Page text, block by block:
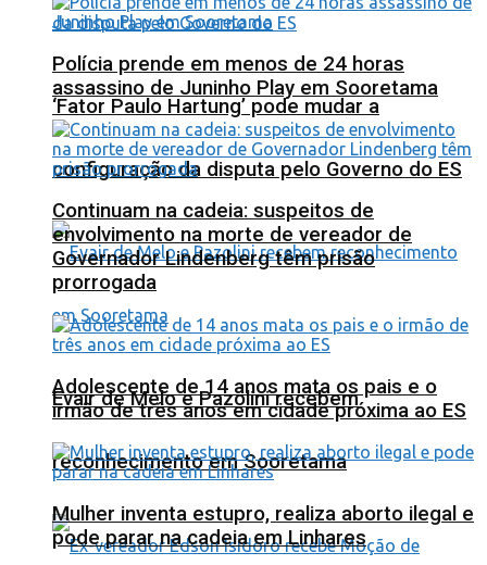
‘Fator Paulo Hartung’ pode mudar a
configuração da disputa pelo Governo do ES
Evair de Melo e Pazolini recebem
reconhecimento em Sooretama
Polícia prende em menos de 24 horas
assassino de Juninho Play em Sooretama
Continuam na cadeia: suspeitos de
envolvimento na morte de vereador de
Governador Lindenberg têm prisão
prorrogada
Adolescente de 14 anos mata os pais e o
irmão de três anos em cidade próxima ao ES
Mulher inventa estupro, realiza aborto ilegal e
pode parar na cadeia em Linhares